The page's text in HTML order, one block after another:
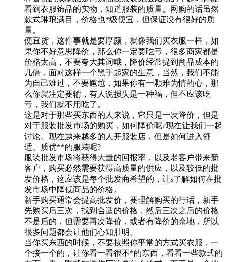
看到衣服饰品的实物，知道服装的质量。网购的话虽然
款式琳琅满目，价格也*级便宜，但保证没有很好的质
量。
便宜货，这件事就是要厚颜，就像我们买衣服一样，如
果你不好意思降价，那么你一定要吃亏，很多商家都是
价格太高，不要夸大其词哦，降价经常提到商品成本的
几倍，面对这样一个黑手起家的生意，当然，我们不能
为自己难过，不要尴尬，如果你有一颗难为情的心，那
么你就注定要输，有人说损失是一种福，但不应该吃
亏，我们就不用吃了。
这是对于那些买东西的人来说，它只是一次降价，但是
对于服装批发市场的购买，如何降价呢?现在让我们一起
讨论。现在越来越多的人开服装店，但是如何进入舒
适、质优**的服装呢?
服装批发市场将获得大量的回报率，以及老客户带来新
客户，购买必然需要获得高质量的供应，以及较低的批
发价格，这应该是每个批发商希望的，让s了解如何在批
发市场中降低商品的价格。
新手购买通常会提高批发价，要理解购买的行话，新手
先购买后三次，找到合适的价格，然后三次之后的价格
不是后的，但需要再次降价，或者有降价的余地，所以
很多问题都会让他们心知肚明。
当你买东西的时候，不要按照你平常的方式买衣服，一
个接一个的，让你看一看很不*的东西，看看一些款式的